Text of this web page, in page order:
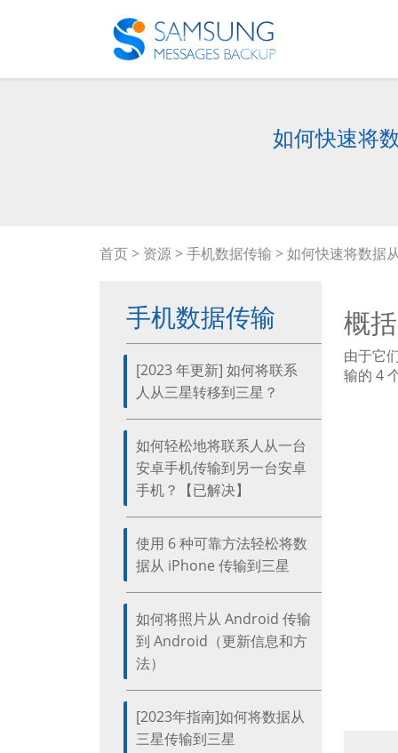
如何快速将
首页 > 资源 >手机数据传输 > 如何快速将数据
手机数据传输
[2023 年更新] 如何将联系
人从三星转移到三星？
如何轻松地将联系人从一台
安卓手机传输到另一台安卓
手机？【已解决】
使用 6 种可靠方法轻松将数
据从 iPhone 传输到三星
如何将照片从 Android 传输
到 Android（更新信息和方
法）
[2023年指南]如何将数据从
三星传输到三星
概括
由于它
输的 4